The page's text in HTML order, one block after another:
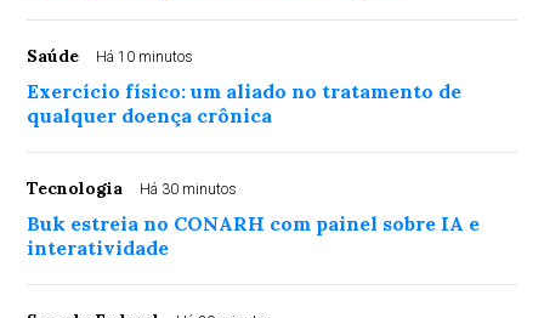
Saúde Há 10 minutos
Exercício físico: um aliado no tratamento de
qualquer doença crônica
Tecnologia Há 30 minutos
Buk estreia no CONARH com painel sobre IA e
interatividade